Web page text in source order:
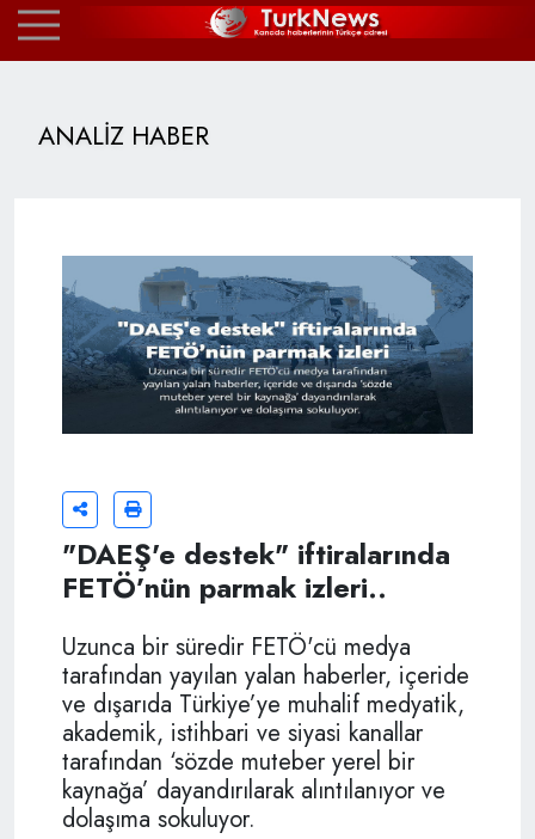
ANALİZ HABER
"DAEŞ'e destek" iftiralarında
FETÖ’nün parmak izleri..
Uzunca bir süredir FETÖ'cü medya
tarafından yayılan yalan haberler, içeride
ve dışarıda Türkiye’ye muhalif medyatik,
akademik, istihbari ve siyasi kanallar
tarafından ‘sözde muteber yerel bir
kaynağa’ dayandırılarak alıntılanıyor ve
dolaşıma sokuluyor.